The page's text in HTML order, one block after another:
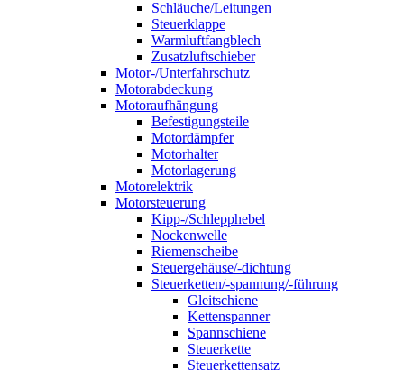
Schläuche/Leitungen
Steuerklappe
Warmluftfangblech
Zusatzluftschieber
Motor-/Unterfahrschutz
Motorabdeckung
Motoraufhängung
Befestigungsteile
Motordämpfer
Motorhalter
Motorlagerung
Motorelektrik
Motorsteuerung
Kipp-/Schlepphebel
Nockenwelle
Riemenscheibe
Steuergehäuse/-dichtung
Steuerketten/-spannung/-führung
Gleitschiene
Kettenspanner
Spannschiene
Steuerkette
Steuerkettensatz